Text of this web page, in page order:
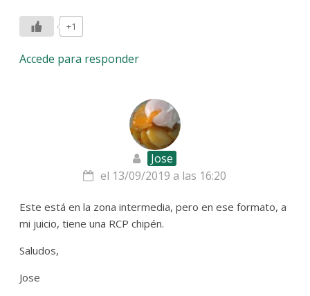
+1
Accede para responder
Jose
el 13/09/2019 a las 16:20
Este está en la zona intermedia, pero en ese formato, a
mi juicio, tiene una RCP chipén.
Saludos,
Jose